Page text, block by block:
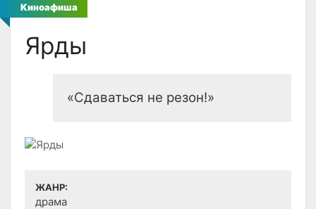
Киноафиша
Ярды
«Сдаваться не резон!»
ЖАНР:
драма